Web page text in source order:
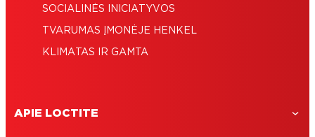
SOCIALINĖS INICIATYVOS
TVARUMAS ĮMONĖJE HENKEL
KLIMATAS IR GAMTA
APIE LOCTITE